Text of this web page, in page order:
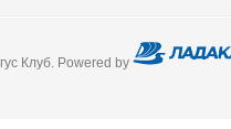
Клуб. Powered by